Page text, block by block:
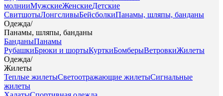
молнииМужскиеЖенскиеДетские
СвитшотыЛонгсливыБейсболкиПанамы, шляпы, банданы
Одежда/
Панамы, шляпы, банданы
БанданыПанамы
РубашкиБрюки и шортыКурткиБомберыВетровкиЖилеты
Одежда/
Жилеты
Теплые жилетыСветоотражающие жилетыСигнальные
жилеты